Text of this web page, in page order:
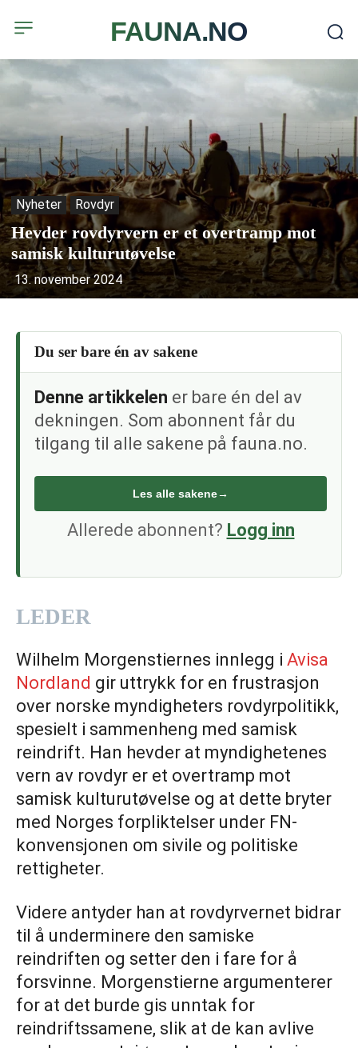
FAUNA.NO
Nyheter Rovdyr
Hevder rovdyrvern er et overtramp mot
samisk kulturutøvelse
13. november 2024
Du ser bare én av sakene
Denne artikkelen er bare én del av
dekningen. Som abonnent får du
tilgang til alle sakene på fauna.no.
Les alle sakene→
Allerede abonnent? Logg inn
LEDER
Wilhelm Morgenstiernes innlegg i Avisa
Nordland gir uttrykk for en frustrasjon
over norske myndigheters rovdyrpolitikk,
spesielt i sammenheng med samisk
reindrift. Han hevder at myndighetenes
vern av rovdyr er et overtramp mot
samisk kulturutøvelse og at dette bryter
med Norges forpliktelser under FN-
konvensjonen om sivile og politiske
rettigheter.
Videre antyder han at rovdyrvernet bidrar
til å underminere den samiske
reindriften og setter den i fare for å
forsvinne. Morgenstierne argumenterer
for at det burde gis unntak for
reindriftssamene, slik at de kan avlive